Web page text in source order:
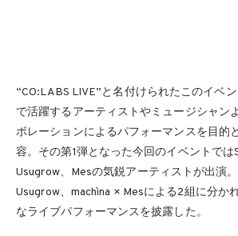
“CO:LABS LIVE”と名付けられたこのイベ
で活躍するアーティストやミュージシャン
ボレーションによるパフォーマンスを目的
容。その第1弾となった今回のイベントでは
Usugrow、Mesの気鋭アーティストが出演
Usugrow、machìna × Mesによる2組に分か
なライブパフォーマンスを披露した。